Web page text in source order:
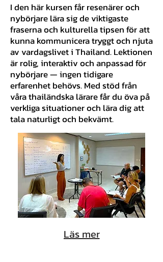
I den här kursen får resenärer och
nybörjare lära sig de viktigaste
fraserna och kulturella tipsen för att
kunna kommunicera tryggt och njuta
av vardagslivet i Thailand. Lektionen
är rolig, interaktiv och anpassad för
nybörjare — ingen tidigare
erfarenhet behövs. Med stöd från
våra thailändska lärare får du öva på
verkliga situationer och lära dig att
tala naturligt och bekvämt.
Läs mer